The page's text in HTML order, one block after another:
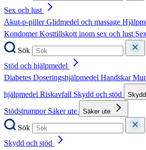
Sex och lust
Akut-p-pillerGlidmedel och massage
KondomerKosttillskott inom sex och lust
Sök
Stöd och hjälpmedel
Diabetes Doseringshjälpmedel Handskar
hjälpmedel Riskavfall Skydd och stöd
Stödstrumpor Säker ute Säker ute
Sök
Skydd och stöd